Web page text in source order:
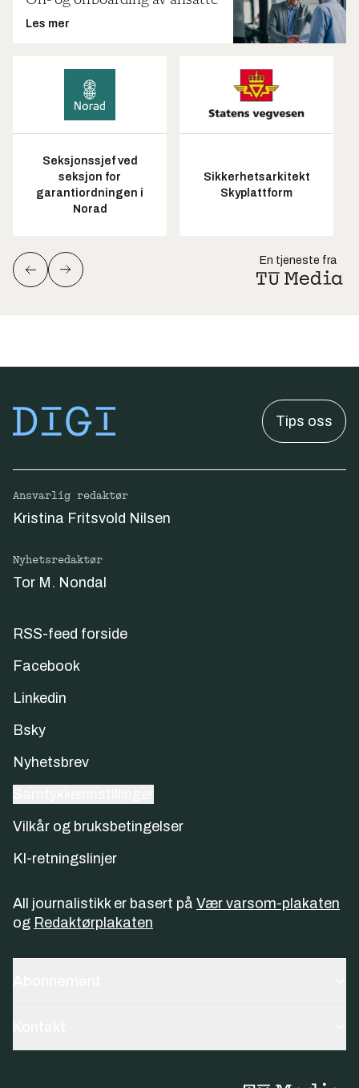
Les mer
Seksjonssjef ved
seksjon for
garantiordningen i
Norad
Sikkerhetsarkitekt
Skyplattform
En tjeneste fra
Tips oss
Ansvarlig redaktør
Kristina Fritsvold Nilsen
Nyhetsredaktør
Tor M. Nondal
RSS-feed forside
Facebook
Linkedin
Bsky
Nyhetsbrev
Vilkår og bruksbetingelser
KI-retningslinjer
All journalistikk er basert på Vær varsom-plakaten
og Redaktørplakaten